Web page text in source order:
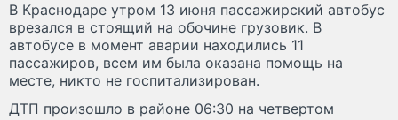
В Краснодаре утром 13 июня пассажирский автобус
врезался в стоящий на обочине грузовик. В
автобусе в момент аварии находились 11
пассажиров, всем им была оказана помощь на
месте, никто не госпитализирован.
ДТП произошло в районе 06:30 на четвертом